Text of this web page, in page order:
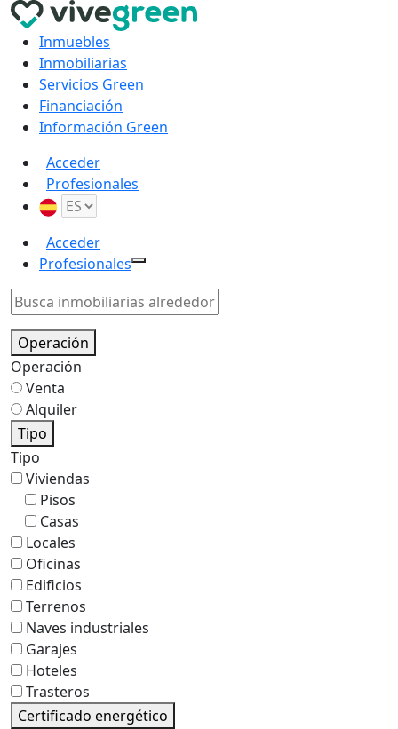
Inmuebles
Inmobiliarias
Servicios Green
Financiación
Información Green
Acceder
Profesionales
Acceder
Profesionales
Operación
Operación
Venta
Alquiler
Tipo
Tipo
Viviendas
Pisos
Casas
Locales
Oficinas
Edificios
Terrenos
Naves industriales
Garajes
Hoteles
Trasteros
Certificado energético